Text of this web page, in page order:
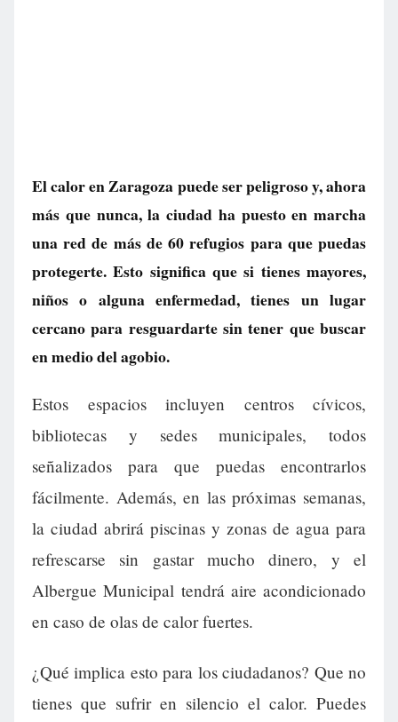
El calor en Zaragoza puede ser peligroso y, ahora
más que nunca, la ciudad ha puesto en marcha
una red de más de 60 refugios para que puedas
protegerte. Esto significa que si tienes mayores,
niños o alguna enfermedad, tienes un lugar
cercano para resguardarte sin tener que buscar
en medio del agobio.
Estos espacios incluyen centros cívicos,
bibliotecas y sedes municipales, todos
señalizados para que puedas encontrarlos
fácilmente. Además, en las próximas semanas,
la ciudad abrirá piscinas y zonas de agua para
refrescarse sin gastar mucho dinero, y el
Albergue Municipal tendrá aire acondicionado
en caso de olas de calor fuertes.
¿Qué implica esto para los ciudadanos? Que no
tienes que sufrir en silencio el calor. Puedes